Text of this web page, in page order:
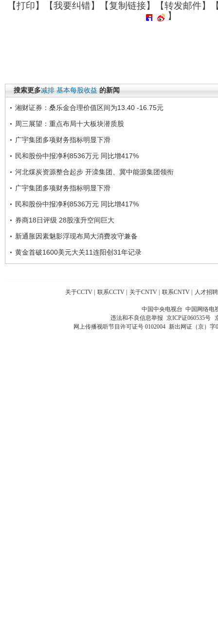
【打印】【我要纠错】【复制链接】【转发邮件】
】
搜索更多减排 基本每股收益 的新闻
湘财证券：桑乐金合理价值区间为13.40 -16.75元
周三展望：重点布局十大板块潜质股
广宇集团多项财务指标明显下滑
民和股份中报净利8536万元 同比增417%
河北煤炭资源整合起步 开滦集团、冀中能源集团领衔
广宇集团多项财务指标明显下滑
民和股份中报净利8536万元 同比增417%
券商18日评级 28股涨升空间巨大
新通胀因素魅影浮现布局大消费攻守兼备
黄金首破1600美元大关11连阳创31年记录
关于CCTV | 联系CCTV | 关于CNTV | 联系CNTV | 人才招聘
中国中央电视台 中国网络电
违法和不良信息举报 京ICP证060535号
网上传播视听节目许可证号 0102004 新出网证（京）